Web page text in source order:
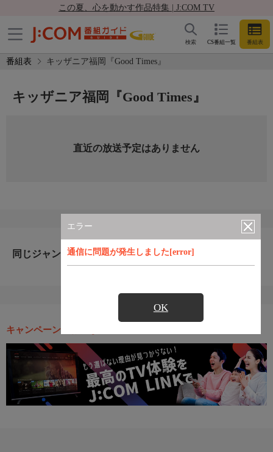
この夏、心を動かす作品特集 | J:COM TV
CS番組一覧 番組表
検索
番組表 キッザニア福岡『Good Times』
エラー
通信に問題が発生しました[error]
OK
キッザニア福岡『Good Times』
直近の放送予定はありません
同じジャンルのおすすめ番組
キャンペーン・お得な情報